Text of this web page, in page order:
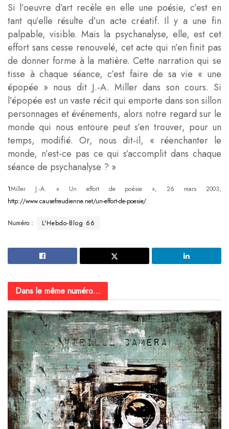
Si l’oeuvre d’art recèle en elle une poésie, c’est en
tant qu’elle résulte d’un acte créatif. Il y a une fin
palpable, visible. Mais la psychanalyse, elle, est cet
effort sans cesse renouvelé, cet acte qui n’en finit pas
de donner forme à la matière. Cette narration qui se
tisse à chaque séance, c’est faire de sa vie « une
épopée » nous dit J.-A. Miller dans son cours. Si
l’épopée est un vaste récit qui emporte dans son sillon
personnages et événements, alors notre regard sur le
monde qui nous entoure peut s’en trouver, pour un
temps, modifié. Or, nous dit-il, « réenchanter le
monde, n’est-ce pas ce qui s’accomplit dans chaque
séance de psychanalyse ? »
1Miller J.-A. « Un effort de poésie », 26 mars 2003,
http://www.causefreudienne.net/un-effort-de-poesie/.
Numéro : L'Hebdo-Blog 66
Dans le même numéro...